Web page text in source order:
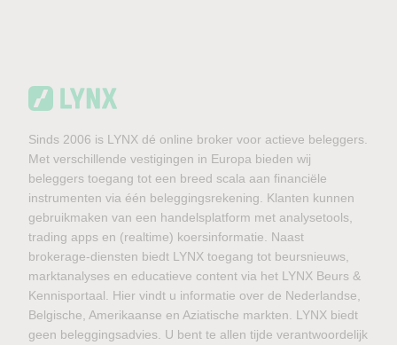
Sinds 2006 is LYNX dé online broker voor actieve beleggers.
Met verschillende vestigingen in Europa bieden wij
beleggers toegang tot een breed scala aan financiële
instrumenten via één beleggingsrekening. Klanten kunnen
gebruikmaken van een handelsplatform met analysetools,
trading apps en (realtime) koersinformatie. Naast
brokerage-diensten biedt LYNX toegang tot beursnieuws,
marktanalyses en educatieve content via het LYNX Beurs &
Kennisportaal. Hier vindt u informatie over de Nederlandse,
Belgische, Amerikaanse en Aziatische markten. LYNX biedt
geen beleggingsadvies. U bent te allen tijde verantwoordelijk